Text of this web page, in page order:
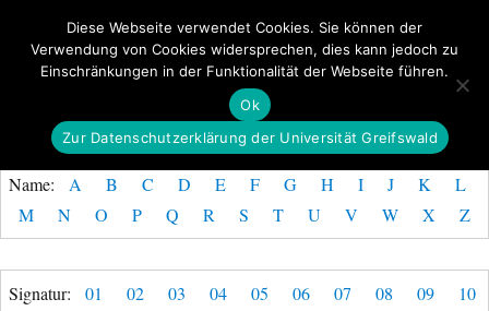
GeoGREIF MENÜ
Name: A B C D E F G H I J K
L
M
N O P Q R S T U V W X Z
Signatur: 01 02 03 04 05 06 07 08 09
10
Diese Webseite verwendet Cookies. Sie können der
Verwendung von Cookies widersprechen, dies kann jedoch zu
Einschränkungen in der Funktionalität der Webseite führen.
Ok
Zur Datenschutzerklärung der Universität Greifswald